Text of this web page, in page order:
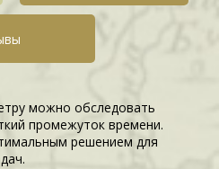
можно обследовать
промежуток времени.
решением для